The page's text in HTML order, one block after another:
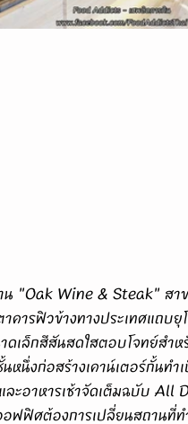
คารฟิวข้างทางประเทศแถบ
ดเล็กสีสันสดใสตอบโจทย์สำ
หนึ่งก่อสร้างเคาน์เตอร์กั้น
ะอาหารเช้าจัดเต็มฉบับ All
อฟฟิศต้องการเปลี่ยนสถานที่